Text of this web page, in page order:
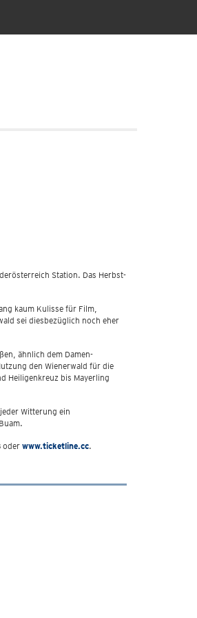
Station. Das Herbst-
kaum Kulisse für Film,
sei diesbezüglich noch eher
ähnlich dem Damen-
den Wienerwald für die
Heiligenkreuz bis Mayerling
Witterung ein
oderwww.ticketline.cc.